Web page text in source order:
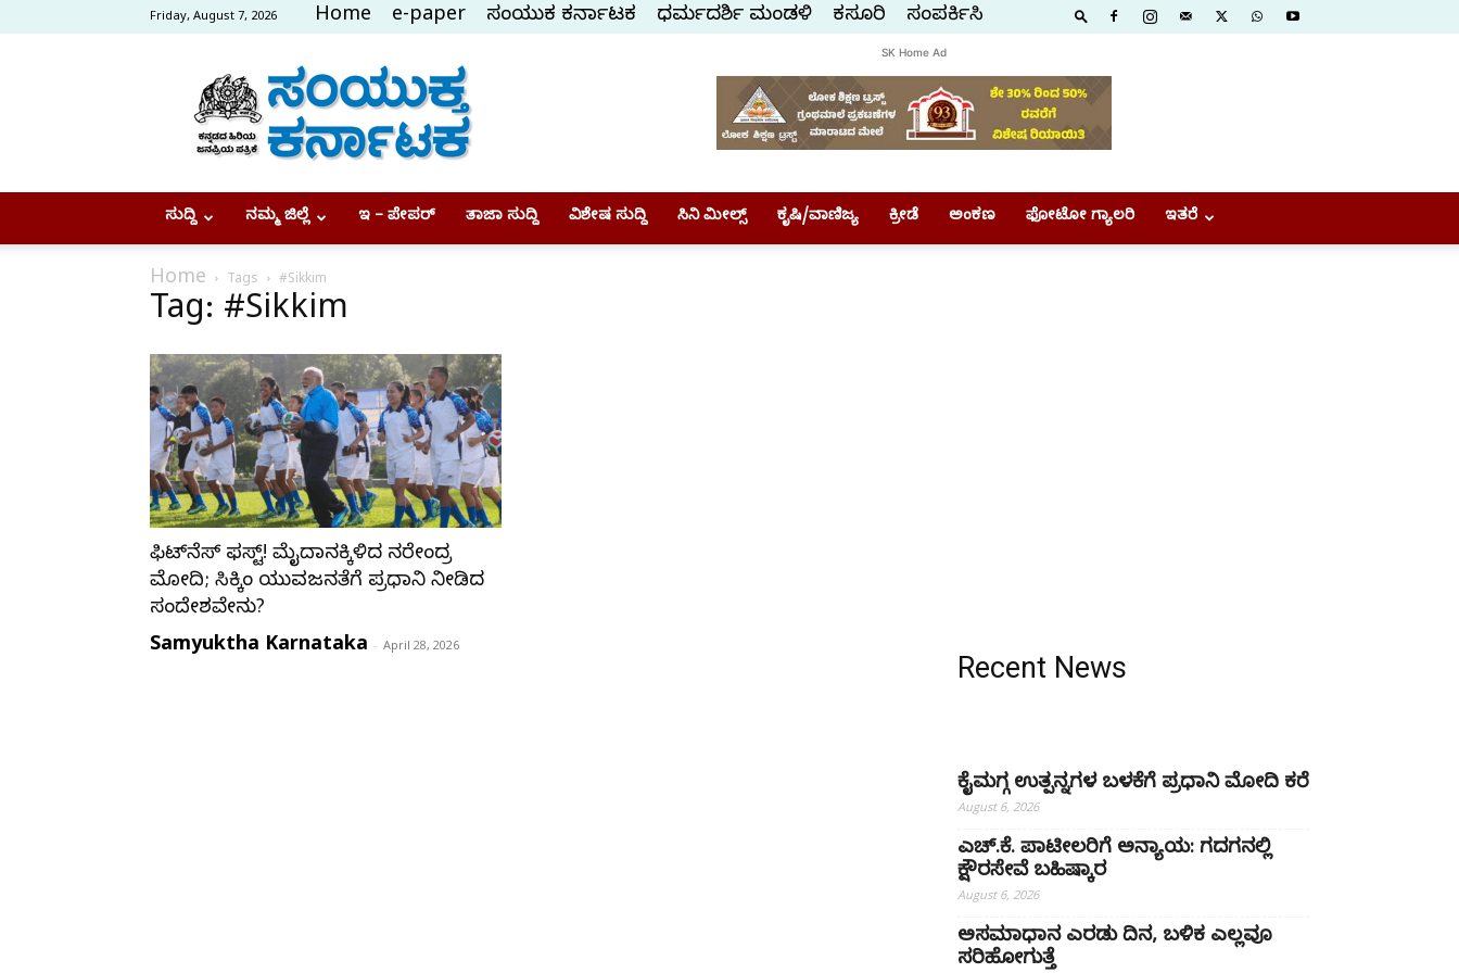
Friday, August 7, 2026 Home e-paper ಸಂಯುಕ್ತ ಕರ್ನಾಟಕ ಧರ್ಮದರ್ಶಿ ಮಂಡಳಿ ಕಸ್ತೂರಿ ಸಂಪರ್ಕಿಸಿ
Samyukta
Karnataka
SK Home Ad
ಸುದ್ದಿ ನಮ್ಮ ಜಿಲ್ಲೆ ಇ – ಪೇಪರ್ ತಾಜಾ ಸುದ್ದಿ ವಿಶೇಷ ಸುದ್ದಿ ಸಿನಿ ಮೀಲ್ಸ್ ಕೃಷಿ/ವಾಣಿಜ್ಯ ಕ್ರೀಡೆ ಅಂಕಣ ಫೋಟೋ ಗ್ಯಾಲರಿ ಇತರೆ
Home Tags #Sikkim
Tag: #Sikkim
ಫಿಟ್‌ನೆಸ್ ಫಸ್ಟ್! ಮೈದಾನಕ್ಕಿಳಿದ ನರೇಂದ್ರ
ಮೋದಿ; ಸಿಕ್ಕಿಂ ಯುವಜನತೆಗೆ ಪ್ರಧಾನಿ ನೀಡಿದ
ಸಂದೇಶವೇನು?
Samyuktha Karnataka - April 28, 2026
Recent News
ಕೈಮಗ್ಗ ಉತ್ಪನ್ನಗಳ ಬಳಕೆಗೆ ಪ್ರಧಾನಿ ಮೋದಿ ಕರೆ
August 6, 2026
ಎಚ್‌.ಕೆ. ಪಾಟೀಲರಿಗೆ ಅನ್ಯಾಯ: ಗದಗನಲ್ಲಿ
ಕ್ಷೌರಸೇವೆ ಬಹಿಷ್ಕಾರ
August 6, 2026
ಅಸಮಾಧಾನ ಎರಡು ದಿನ, ಬಳಿಕ ಎಲ್ಲವೂ
ಸರಿಹೋಗುತ್ತೆ